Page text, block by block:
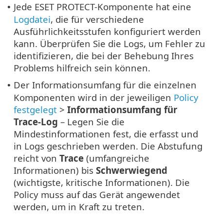
• Jede ESET PROTECT-Komponente hat eine
Logdatei, die für verschiedene
Ausführlichkeitsstufen konfiguriert werden
kann. Überprüfen Sie die Logs, um Fehler zu
identifizieren, die bei der Behebung Ihres
Problems hilfreich sein können.
• Der Informationsumfang für die einzelnen
Komponenten wird in der jeweiligen Policy
festgelegt > Informationsumfang für
Trace-Log – Legen Sie die
Mindestinformationen fest, die erfasst und
in Logs geschrieben werden. Die Abstufung
reicht von Trace (umfangreiche
Informationen) bis Schwerwiegend
(wichtigste, kritische Informationen). Die
Policy muss auf das Gerät angewendet
werden, um in Kraft zu treten.